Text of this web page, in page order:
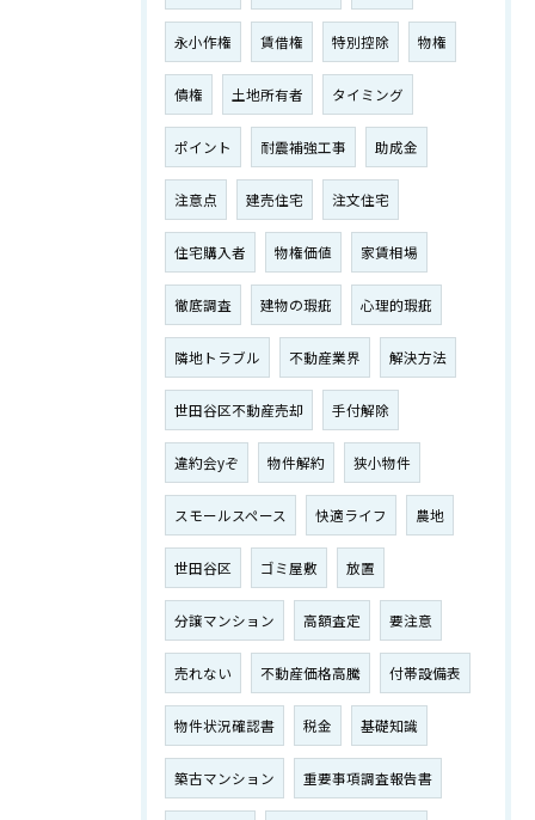
永小作権 賃借権 特別控除 物権
債権 土地所有者 タイミング
ポイント 耐震補強工事 助成金
注意点 建売住宅 注文住宅
住宅購入者 物権価値 家賃相場
徹底調査 建物の瑕疵 心理的瑕疵
隣地トラブル 不動産業界 解決方法
世田谷区不動産売却 手付解除
違約会yぞ 物件解約 狭小物件
スモールスペース 快適ライフ 農地
世田谷区 ゴミ屋敷 放置
分譲マンション 高額査定 要注意
売れない 不動産価格高騰 付帯設備表
物件状況確認書 税金 基礎知識
築古マンション 重要事項調査報告書